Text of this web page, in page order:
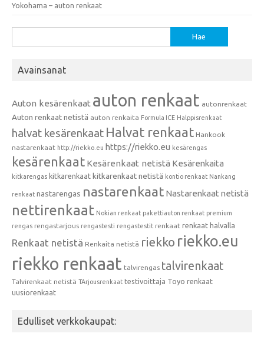
Yokohama – auton renkaat
Avainsanat
Auton kesärenkaat auton renkaat autonrenkaat
Auton renkaat netistä auton renkaita Formula ICE Halppisrenkaat
halvat kesärenkaat Halvat renkaat Hankook
nastarenkaat http://riekko.eu https://riekko.eu kesärengas
kesärenkaat Kesärenkaat netistä Kesärenkaita
kitkarengas kitkarenkaat kitkarenkaat netistä kontio renkaat Nankang
renkaat nastarengas nastarenkaat Nastarenkaat netistä
nettirenkaat Nokian renkaat pakettiauton renkaat premium
rengas rengastarjous rengastesti rengastestit renkaat renkaat halvalla
Renkaat netistä Renkaita netistä riekko riekko.eu
riekko renkaat talvirengas talvirenkaat
Talvirenkaat netistä TArjousrenkaat testivoittaja Toyo renkaat
uusiorenkaat
Edulliset verkkokaupat: